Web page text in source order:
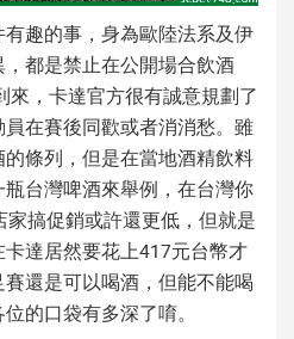
趣的事，身為歐陸法系及伊
都是禁止在公開場合飲酒
來，卡達官方很有誠意規劃了
在賽後同歡或者消消愁。雖
條列，但是在當地酒精飲料
台灣啤酒來舉例，在台灣你
搞促銷或許還更低，但就是
達居然要花上417元台幣才
還是可以喝酒，但能不能喝
的口袋有多深了唷。